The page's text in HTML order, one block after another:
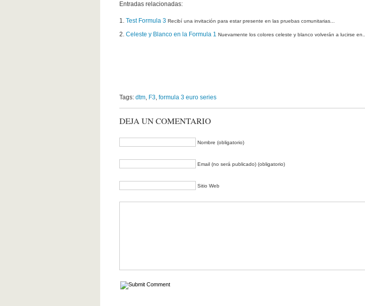
Entradas relacionadas:
Test Formula 3 Recibí una invitación para estar presente en las pruebas comunitarias...
Celeste y Blanco en la Formula 1 Nuevamente los colores celeste y blanco volverán a lucirse en...
Tags: dtm, F3, formula 3 euro series
DEJA UN COMENTARIO
Nombre (obligatorio)
Email (no será publicado) (obligatorio)
Sitio Web